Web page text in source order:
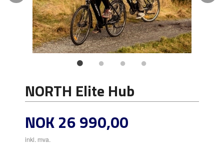
NORTH Elite Hub
Pris
NOK26 990,00
inkl. mva.